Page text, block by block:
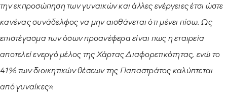
την εκπροσώπηση των γυναικών και άλλες ενέργειες έτσι ώστε
κανένας συνάδελφος να μην αισθάνεται ότι μένει πίσω. Ως
επιστέγασμα των όσων προανέφερα είναι πως η εταιρεία
αποτελεί ενεργό μέλος της Χάρτας Διαφορετικότητας, ενώ το
41% των διοικητικών θέσεων της Παπαστράτος καλύπτεται
από γυναίκες».